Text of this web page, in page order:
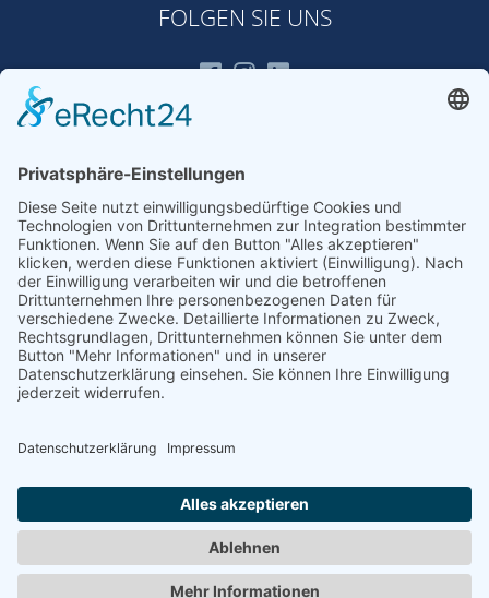
FOLGEN SIE UNS
ANSCHRIFT
HRP GmbH & Co KG
Konrad-Adenauer-Straße 15
D-35440 Linden
HRP Newsletter
© 2026 Heydt, Reims & Partner GmbH & Co. KG,